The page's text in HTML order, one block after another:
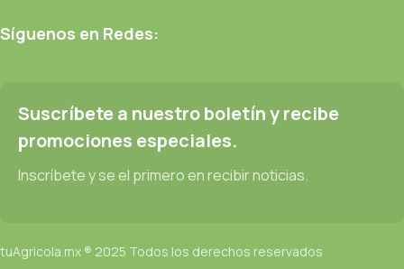
Síguenos en Redes:
Suscríbete a nuestro boletín y recibe
promociones especiales.
Inscríbete y se el primero en recibir noticias.
tuAgricola.mx ® 2025 Todos los derechos reservados